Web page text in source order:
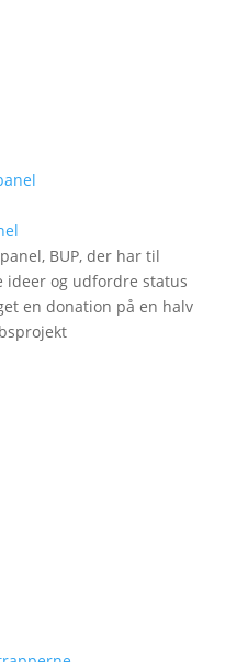
BUP, der har til
ideer og udfordre status
en donation på en halv